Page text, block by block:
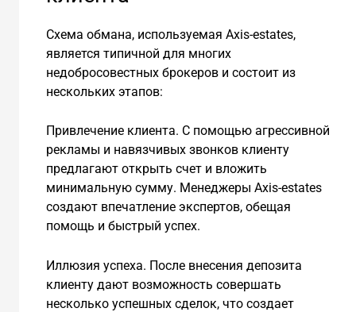
Схема обмана, используемая Axis-estates,
является типичной для многих
недобросовестных брокеров и состоит из
нескольких этапов:
Привлечение клиента. С помощью агрессивной
рекламы и навязчивых звонков клиенту
предлагают открыть счет и вложить
минимальную сумму. Менеджеры Axis-estates
создают впечатление экспертов, обещая
помощь и быстрый успех.
Иллюзия успеха. После внесения депозита
клиенту дают возможность совершать
несколько успешных сделок, что создает